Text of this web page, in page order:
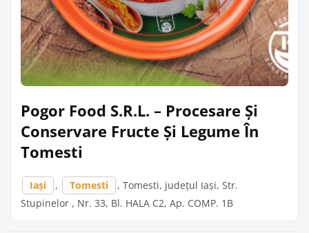
Pogor Food S.R.L. – Procesare Și
Conservare Fructe Și Legume În
Tomesti
Iași , Tomesti
, Tomesti, județul Iași, Str.
Stupinelor , Nr. 33, Bl. HALA C2, Ap. COMP. 1B